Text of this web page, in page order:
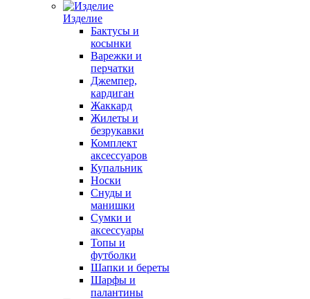
Изделие
Бактусы и
косынки
Варежки и
перчатки
Джемпер,
кардиган
Жаккард
Жилеты и
безрукавки
Комплект
аксессуаров
Купальник
Носки
Снуды и
манишки
Сумки и
аксессуары
Топы и
футболки
Шапки и береты
Шарфы и
палантины